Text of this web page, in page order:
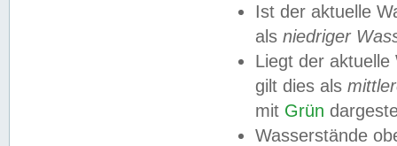
Ist der aktuelle
als niedriger
Liegt der
gilt dies als
mit Grün
Wasserstände